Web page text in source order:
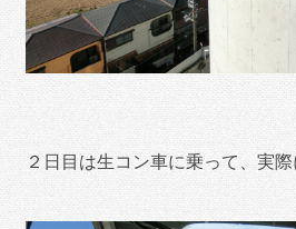
２日目は生コン車に乗って、実